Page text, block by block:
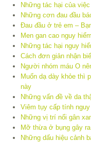
Những tác hại của
Những cơn đau đầu
Đau đầu ở trẻ em –
Men gan cao nguy
Những tác hại nguy
Cách đơn giản nhận
Người nhóm máu O
Muốn dạ dày khỏe thì
này
Những vấn đề về da
Viêm tụy cấp tính
Những vị trí nổi gân
Mỡ thừa ở bụng gây
Những dấu hiệu cảnh